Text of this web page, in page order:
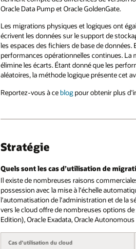
Oracle Data Pump et Oracle GoldenGate.
Les migrations physiques et logiques ont
écrivent les données sur le support de
les espaces des fichiers de base de
performances opérationnelles continues. La
élimine les écarts. Étant donné que les
aléatoires, la méthode logique présente cet
Reportez-vous à ce blog pour obtenir plus
Stratégie
Quels sont les cas d’utilisation de
Il existe de nombreuses raisons
possession avec la mise à l'échelle
l'automatisation de l'administration et de la
vers le cloud offre de nombreuses options
Edition), Oracle Exadata, Oracle
Cas d'utilisation du cloud